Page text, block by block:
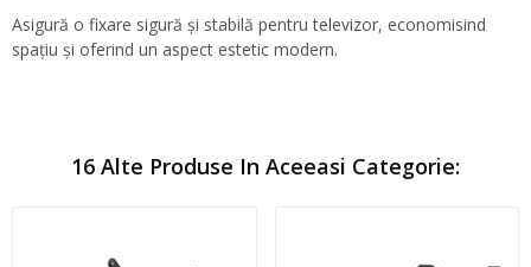
Asigură o fixare sigură și stabilă pentru televizor, economisind
spațiu și oferind un aspect estetic modern.
16 Alte Produse In Aceeasi Categorie: